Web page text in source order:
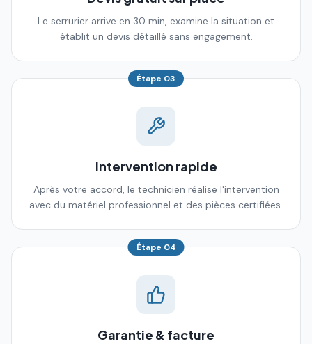
Le serrurier arrive en 30 min, examine la situation et
établit un devis détaillé sans engagement.
Étape 03
Intervention rapide
Après votre accord, le technicien réalise l'intervention
avec du matériel professionnel et des pièces certifiées.
Étape 04
Garantie & facture